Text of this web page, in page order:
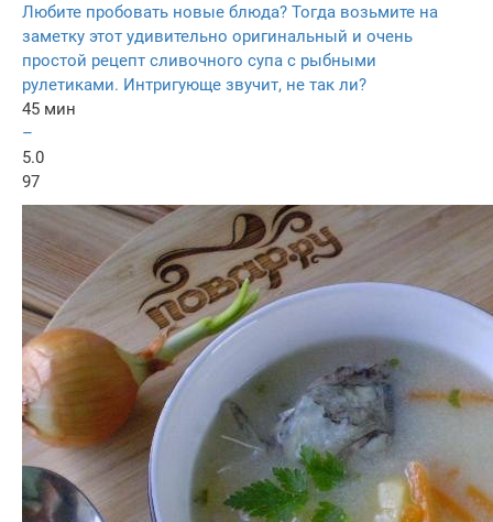
Любите пробовать новые блюда? Тогда возьмите на
заметку этот удивительно оригинальный и очень
простой рецепт сливочного супа с рыбными
рулетиками. Интригующе звучит, не так ли?
45 мин
–
5.0
97